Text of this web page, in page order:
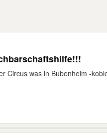
Circus was in Bubenheim -